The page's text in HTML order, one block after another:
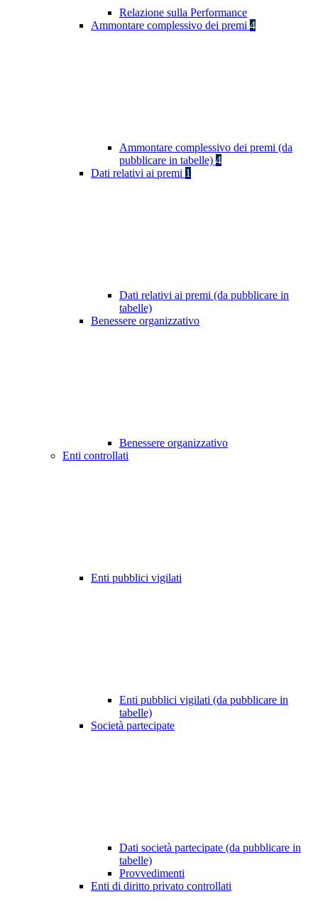
Relazione sulla Performance
Ammontare complessivo dei premi 4
Ammontare complessivo dei premi (da
pubblicare in tabelle) 4
Dati relativi ai premi 1
Dati relativi ai premi (da pubblicare in
tabelle)
Benessere organizzativo
Benessere organizzativo
Enti controllati
Enti pubblici vigilati
Enti pubblici vigilati (da pubblicare in
tabelle)
Società partecipate
Dati società partecipate (da pubblicare in
tabelle)
Provvedimenti
Enti di diritto privato controllati